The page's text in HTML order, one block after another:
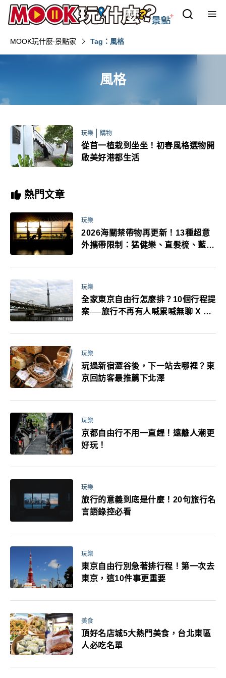
MOOK玩什麼‧景點家 Tag：風格
風格
玩樂 購物
從苜一植栽到坐坐！初春風格選物開
啟美好港都生活
熱門文章
玩樂
2026海關禁帶物再更新！13種超意
外攜帶限制：猛健樂、直髮梳、藍牙
萬！注意事項一次看！
玩樂
全家東京自由行怎麼排？10個行程提
案──旅行不再有人喊累喊無聊 X 爸
玩樂
玩過新宿澀谷後，下一站去哪裡？東
京回訪客最推薦下北澤
玩樂
京都自由行不用一直趕！遠離人潮更
好玩！
玩樂
旅行的意義到底是什麼！20句旅行名
言語錄控必看
玩樂
東京自由行別急著排行程！第一次去
東京，這10件事更重要
美食
頂好名店城5大熱門美食，台北東區
人必吃名單